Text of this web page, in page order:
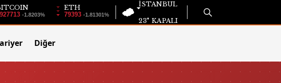
-1.8203%
ETH
79393 -1.81301%
İSTANBUL
23° KAPALI
Diğer